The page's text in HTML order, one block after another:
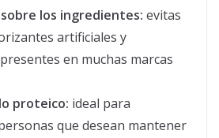
los ingredientes: evitas
artificiales y
en muchas marcas
proteico: ideal para
que desean mantener